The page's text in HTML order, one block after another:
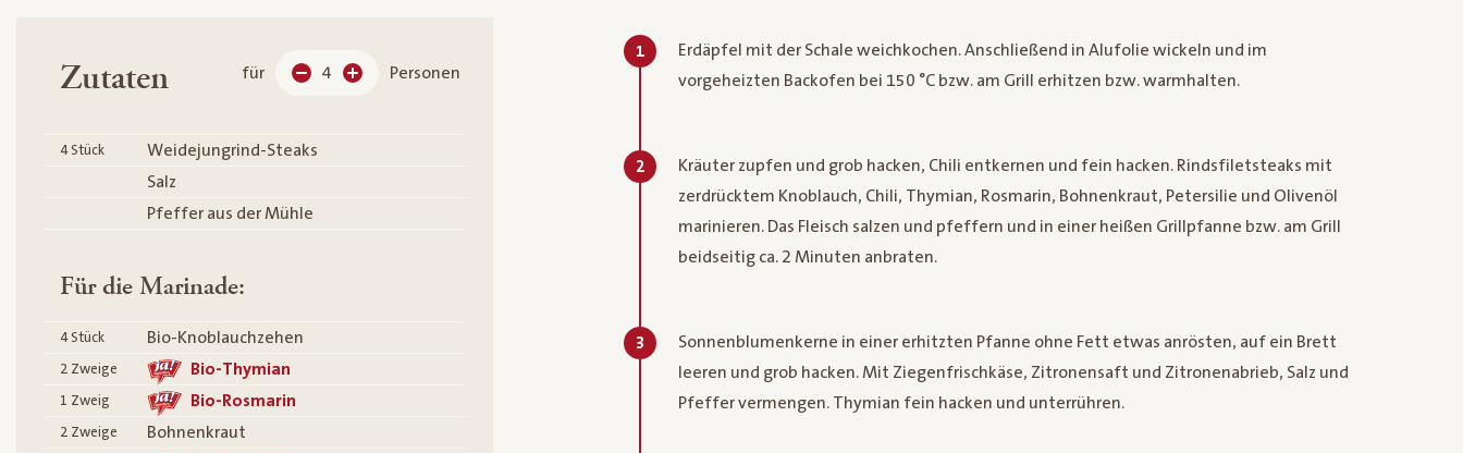
Zutaten für 4 Personen
4 Stück
Weidejungrind-Steaks
Salz
Pfeffer aus der Mühle
Für die Marinade:
4 Stück Bio-Knoblauchzehen
2 Zweige Bio-Thymian
1 Zweig Bio-Rosmarin
2 Zweige Bohnenkraut
1
Erdäpfel mit der Schale weichkochen. Anschließend in Alufolie wickeln und im
vorgeheizten Backofen bei 150 °C bzw. am Grill erhitzen bzw. warmhalten.
2
Kräuter zupfen und grob hacken, Chili entkernen und fein hacken. Rindsfiletsteaks mit
zerdrücktem Knoblauch, Chili, Thymian, Rosmarin, Bohnenkraut, Petersilie und Olivenöl
marinieren. Das Fleisch salzen und pfeffern und in einer heißen Grillpfanne bzw. am Grill
beidseitig ca. 2 Minuten anbraten.
3
Sonnenblumenkerne in einer erhitzten Pfanne ohne Fett etwas anrösten, auf ein Brett
leeren und grob hacken. Mit Ziegenfrischkäse, Zitronensaft und Zitronenabrieb, Salz und
Pfeffer vermengen. Thymian fein hacken und unterrühren.